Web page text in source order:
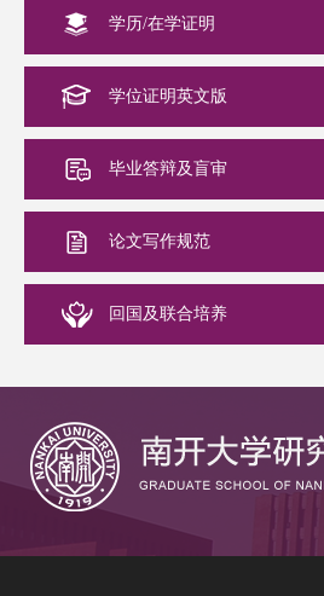
学历/在学证明
学位证明英文版
毕业答辩及盲审
论文写作规范
回国及联合培养